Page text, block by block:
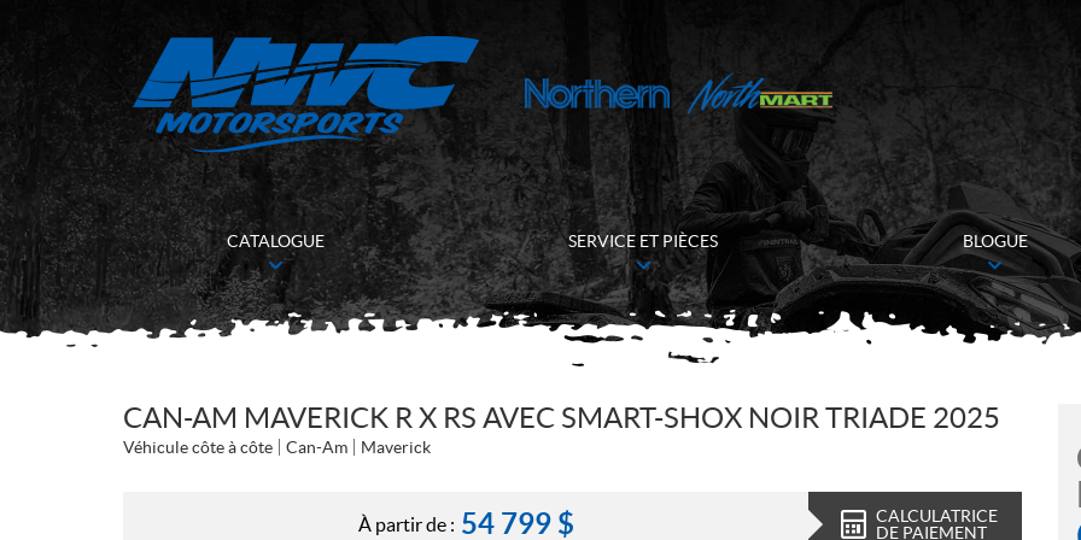
CATALOGUE SERVICE ET PIÈCES BLOGUE
CAN-AM MAVERICK R X RS AVEC SMART-SHOX NOIR TRIADE 2025
Véhicule côte à côte Can-Am Maverick
À partir de : 54 799 $
CALCULATRICE
DE PAIEMENT